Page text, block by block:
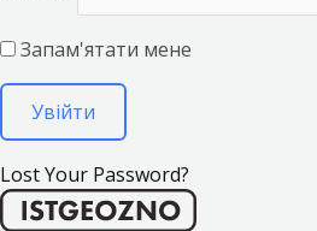
Запам'ятати мене
Lost Your Password?